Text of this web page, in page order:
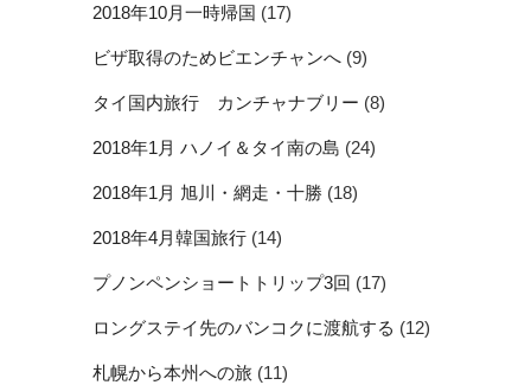
2018年10月一時帰国 (17)
ビザ取得のためビエンチャンへ (9)
タイ国内旅行 カンチャナブリー (8)
2018年1月 ハノイ＆タイ南の島 (24)
2018年1月 旭川・網走・十勝 (18)
2018年4月韓国旅行 (14)
プノンペンショートトリップ3回 (17)
ロングステイ先のバンコクに渡航する (12)
札幌から本州への旅 (11)